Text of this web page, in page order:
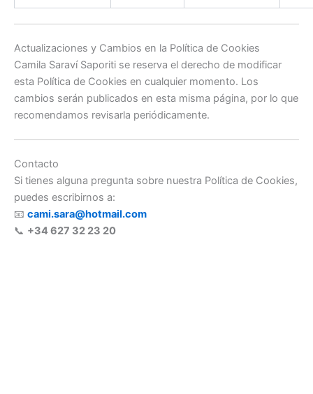
Actualizaciones y Cambios en la Política de Cookies
Camila Saraví Saporiti se reserva el derecho de modificar
esta Política de Cookies en cualquier momento. Los
cambios serán publicados en esta misma página, por lo que
recomendamos revisarla periódicamente.
Contacto
Si tienes alguna pregunta sobre nuestra Política de Cookies,
puedes escribirnos a:
📧 cami.sara@hotmail.com
📞 +34 627 32 23 20